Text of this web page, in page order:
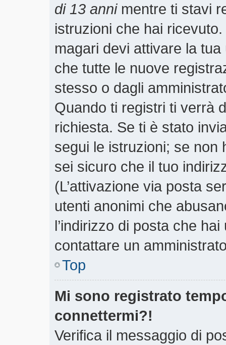
di 13 annimentre ti stavi
istruzioni che hai
magari devi attivare la
che tutte le nuove
stesso o dagli
Quando ti registri ti verrà
richiesta. Se ti è stato
segui le istruzioni; se non
sei sicuro che il tuo
(L’attivazione via posta
utenti anonimi che
l’indirizzo di posta che
contattare un
Top
Mi sono registrato
connettermi?!
Verifica il messaggio di